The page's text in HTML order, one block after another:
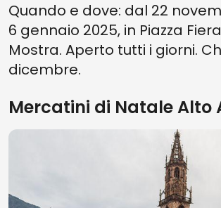
Quando e dove: dal 22
6 gennaio 2025, in Piazza
Mostra. Aperto tutti i giorni.
dicembre.
Mercatini di Natale Alto